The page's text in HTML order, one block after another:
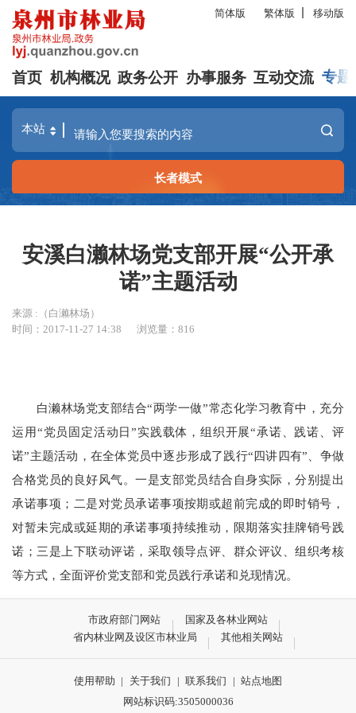
简体版 繁体版 移动版
首页 机构概况 政务公开 办事服务 互动交流 专题
长者模式
安溪白濑林场党支部开展“公开承
诺”主题活动
来源 :（白濑林场）
时间：2017-11-27 14:38
浏览量：816
白濑林场党支部结合“两学一做”常态化学习教育中，充分
运用“党员固定活动日”实践载体，组织开展“承诺、践诺、评
诺”主题活动，在全体党员中逐步形成了践行“四讲四有”、争做
合格党员的良好风气。一是支部党员结合自身实际，分别提出
承诺事项；二是对党员承诺事项按期或超前完成的即时销号，
对暂未完成或延期的承诺事项持续推动，限期落实挂牌销号践
诺；三是上下联动评诺，采取领导点评、群众评议、组织考核
等方式，全面评价党支部和党员践行承诺和兑现情况。
市政府部门网站
国家及各林业网站
省内林业网及设区市林业局
其他相关网站
使用帮助 | 关于我们 | 联系我们 | 站点地图
网站标识码:3505000036